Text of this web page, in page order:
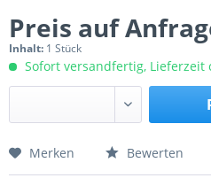
Preis auf
Inhalt: 1 Stück
Sofort versandfertig, Lieferzeit
Preis anfragen
Merken Bewerten